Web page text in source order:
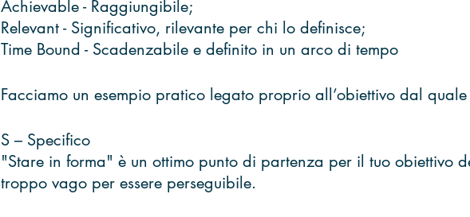
Achievable - Raggiungibile;
Relevant - Significativo, rilevante per chi lo definisce;
Time Bound - Scadenzabile e definito in un arco di tempo
Facciamo un esempio pratico legato proprio all’obiettivo dal
S – Specifico
"Stare in forma" è un ottimo punto di partenza per il tuo obiettivo
troppo vago per essere perseguibile.